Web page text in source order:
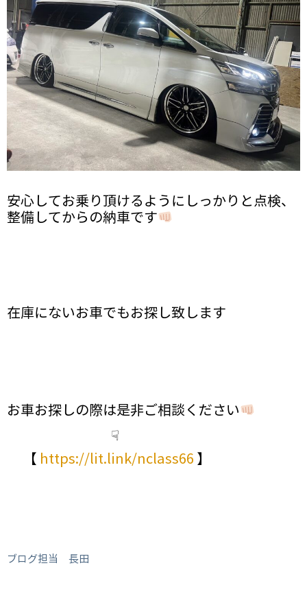
安心してお乗り頂けるようにしっかりと点検、
整備してからの納車です
在庫にないお車でもお探し致します
お車お探しの際は是非ご相談ください
☟
【 https://lit.link/nclass66 】
ブログ担当 長田